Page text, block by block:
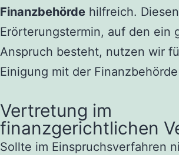
Finanzbehörde hilfreich. Diesen
Erörterungstermin, auf den ein
Anspruch besteht, nutzen wir
Einigung mit der
Vertretung im
finanzgerichtlichen
Sollte im Einspruchsverfahren